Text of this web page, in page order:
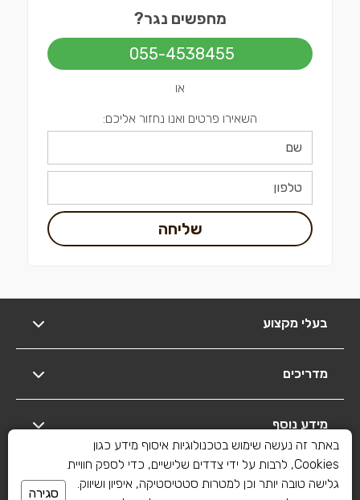
מחפשים נגר?
055-4538455
או
השאירו פרטים ואנו נחזור אליכם:
שליחה
בעלי מקצוע
מדריכים
מידע נוסף
יצירת קשר
באתר זה נעשה שימוש בטכנולוגיות איסוף מידע כגון
Cookies, לרבות על ידי צדדים שלישיים, כדי לספק חוויית
גלישה טובה יותר וכן למטרות סטטיסטיקה, איפיון ושיווק.
סגירה